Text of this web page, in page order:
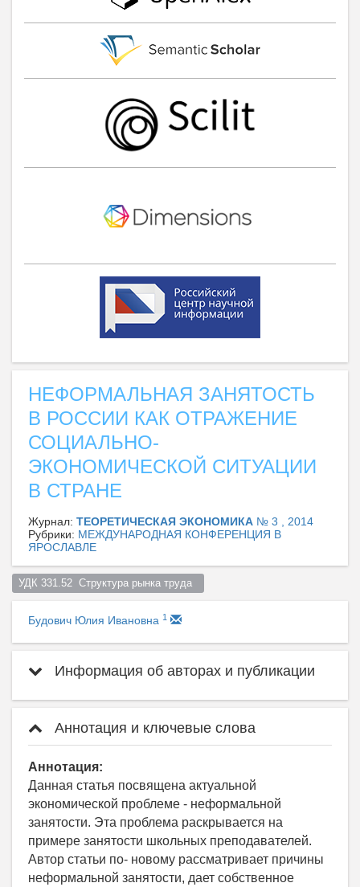
НЕФОРМАЛЬНАЯ ЗАНЯТОСТЬ
В РОССИИ КАК ОТРАЖЕНИЕ
СОЦИАЛЬНО-
ЭКОНОМИЧЕСКОЙ СИТУАЦИИ
В СТРАНЕ
Журнал: ТЕОРЕТИЧЕСКАЯ ЭКОНОМИКА № 3 , 2014
Рубрики: МЕЖДУНАРОДНАЯ КОНФЕРЕНЦИЯ В
ЯРОСЛАВЛЕ
УДК 331.52  Структура рынка труда
Будович Юлия Ивановна 1
Информация об авторах и публикации
Аннотация и ключевые слова
Аннотация:
Данная статья посвящена актуальной
экономической проблеме - неформальной
занятости. Эта проблема раскрывается на
примере занятости школьных преподавателей.
Автор статьи по- новому рассматривает причины
неформальной занятости, дает собственное